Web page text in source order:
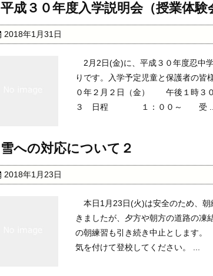
平成３０年度入学説明会（授業体
2018年1月31日
2月2日(金)に、平成３０年度忍中
りです。入学予定児童と保護者の
０年２月２日（金） 午後１時３
３ 日程 １：００～ 受 ...
雪への対応について２
2018年1月23日
本日1月23日(火)は安全のため、朝
きましたが、夕方や朝方の道路の凍
の朝練習も引き続き中止とします。
気を付けて登校してください。 ...